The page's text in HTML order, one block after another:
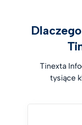
Tinexta
tysiące